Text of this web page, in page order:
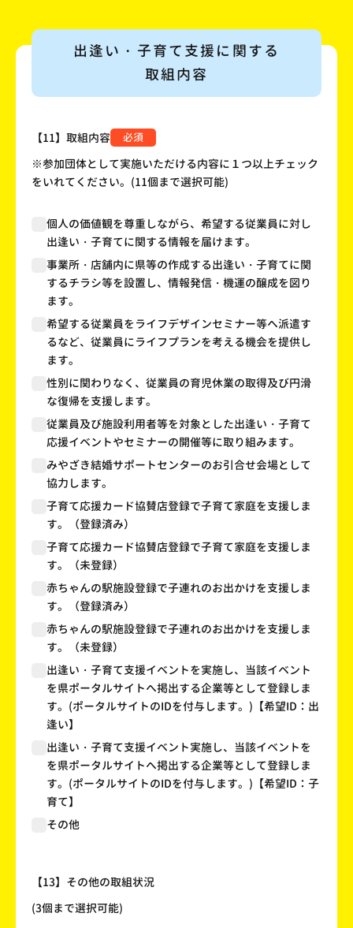
出逢い・子育て支援に関する
取組内容
【11】取組内容 必須
※参加団体として実施いただける内容に１つ以上チェック
をいれてください。(11個まで選択可能)
個人の価値観を尊重しながら、希望する従業員に対し
出逢い・子育てに関する情報を届けます。
事業所・店舗内に県等の作成する出逢い・子育てに関
するチラシ等を設置し、情報発信・機運の醸成を図り
ます。
希望する従業員をライフデザインセミナー等へ派遣す
るなど、従業員にライフプランを考える機会を提供し
ます。
性別に関わりなく、従業員の育児休業の取得及び円滑
な復帰を支援します。
従業員及び施設利用者等を対象とした出逢い・子育て
応援イベントやセミナーの開催等に取り組みます。
みやざき結婚サポートセンターのお引合せ会場として
協力します。
子育て応援カード協賛店登録で子育て家庭を支援しま
す。（登録済み）
子育て応援カード協賛店登録で子育て家庭を支援しま
す。（未登録）
赤ちゃんの駅施設登録で子連れのお出かけを支援しま
す。（登録済み）
赤ちゃんの駅施設登録で子連れのお出かけを支援しま
す。（未登録）
出逢い・子育て支援イベントを実施し、当該イベント
を県ポータルサイトへ掲出する企業等として登録しま
す。(ポータルサイトのIDを付与します。)【希望ID：出
逢い】
出逢い・子育て支援イベント実施し、当該イベントを
を県ポータルサイトへ掲出する企業等として登録しま
す。(ポータルサイトのIDを付与します。)【希望ID：子
育て】
その他
【13】その他の取組状況
(3個まで選択可能)